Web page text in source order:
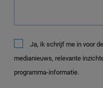
Ja, ik schrijf me in voor
medianieuws, relevante
programma-informatie.